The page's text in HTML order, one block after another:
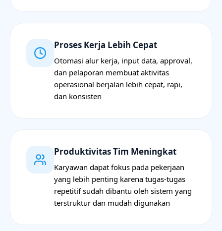
Proses Kerja Lebih Cepat
Otomasi alur kerja, input data, approval,
dan pelaporan membuat aktivitas
operasional berjalan lebih cepat, rapi,
dan konsisten
Produktivitas Tim Meningkat
Karyawan dapat fokus pada pekerjaan
yang lebih penting karena tugas-tugas
repetitif sudah dibantu oleh sistem yang
terstruktur dan mudah digunakan